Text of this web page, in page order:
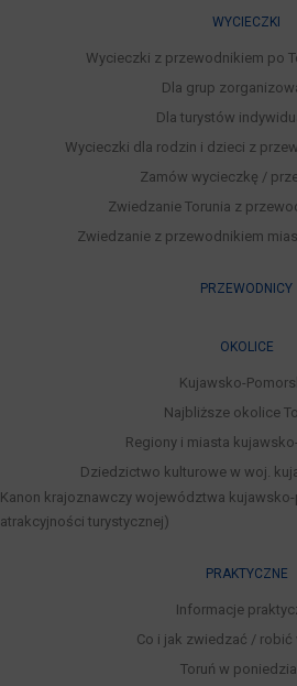
WYCIECZKI
Wycieczki z przewodnikiem po
Dla grup
Dla turystów
Wycieczki dla rodzin i dzieci z
Zamów wycieczkę /
Zwiedzanie Torunia z
Zwiedzanie z przewodnikiem
PRZEWODNICY
OKOLICE
Kujawsko-
Najbliższe okolice
Regiony i miasta
Dziedzictwo kulturowe w woj.
Kanon krajoznawczy województwa
atrakcyjności turystycznej)
PRAKTYCZNE
Informacje
Co i jak zwiedzać / robić
Toruń w